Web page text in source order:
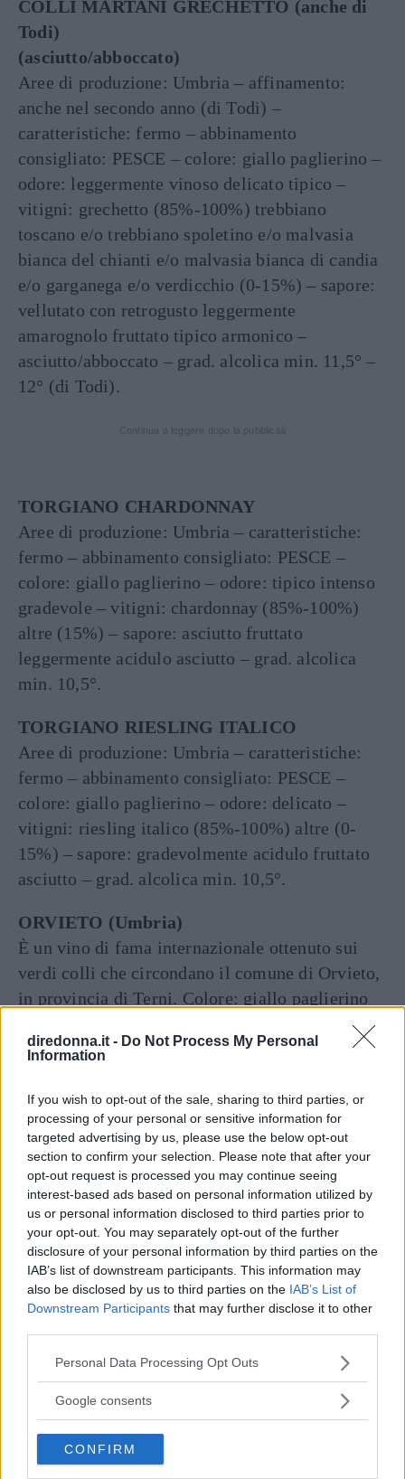
diredonna.it - Do Not Process My Personal
Information
If you wish to opt-out of the sale, sharing to third parties, or
processing of your personal or sensitive information for
targeted advertising by us, please use the below opt-out
section to confirm your selection. Please note that after your
opt-out request is processed you may continue seeing
interest-based ads based on personal information utilized by
us or personal information disclosed to third parties prior to
your opt-out. You may separately opt-out of the further
disclosure of your personal information by third parties on the
IAB’s list of downstream participants. This information may
also be disclosed by us to third parties on the IAB’s List of
Downstream Participants that may further disclose it to other
Please note that this website/app uses one or more Google
not limited to your visit or usage behaviour. You may click to
use your data for below specified purposes in below Google
consent section.
Personal Data Processing Opt Outs
Google consents
CONFIRM
COLLI MARTANI GRECHETTO (anche di
Todi)
(asciutto/abboccato)
Aree di produzione: Umbria – affinamento:
anche nel secondo anno (di Todi) –
caratteristiche: fermo – abbinamento
consigliato: PESCE – colore: giallo paglierino –
odore: leggermente vinoso delicato tipico –
vitigni: grechetto (85%-100%) trebbiano
toscano e/o trebbiano spoletino e/o malvasia
bianca del chianti e/o malvasia bianca di candia
e/o garganega e/o verdicchio (0-15%) – sapore:
vellutato con retrogusto leggermente
amarognolo fruttato tipico armonico –
asciutto/abboccato – grad. alcolica min. 11,5° –
12° (di Todi).
TORGIANO CHARDONNAY
Aree di produzione: Umbria – caratteristiche:
fermo – abbinamento consigliato: PESCE –
colore: giallo paglierino – odore: tipico intenso
gradevole – vitigni: chardonnay (85%-100%)
altre (15%) – sapore: asciutto fruttato
leggermente acidulo asciutto – grad. alcolica
min. 10,5°.
TORGIANO RIESLING ITALICO
Aree di produzione: Umbria – caratteristiche:
fermo – abbinamento consigliato: PESCE –
colore: giallo paglierino – odore: delicato –
vitigni: riesling italico (85%-100%) altre (0-
15%) – sapore: gradevolmente acidulo fruttato
asciutto – grad. alcolica min. 10,5°.
ORVIETO (Umbria)
È un vino di fama internazionale ottenuto sui
verdi colli che circondano il comune di Orvieto,
in provincia di Terni. Colore: giallo paglierino
dorato; profumo: accentuato e caratteristico;
sapore: secco ma anche rotondo. Gradazione
10/12°. Il tipo “secco” è consigliabile con una
infinità di piatti, ma principalmente con pesce di
mare e d’acqua dolce, mentre l’abboccato
accompagna minestre, gelatine, vellutate.
Articolo originale pubblicato il 21 agosto 2012
Seguici anche su Google News!
ENTRA NEL NOSTRO CANALE
FACEBOOK
TWITTER
WHATSAPP
Ultime News
Dall'asilo all'università, la tecnologia sta
ridisegnando il processo educativo